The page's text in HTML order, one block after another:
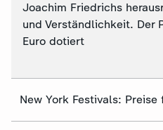
Joachim Friedrichs
und Verständlichkeit. Der
Euro dotiert
New York Festivals: